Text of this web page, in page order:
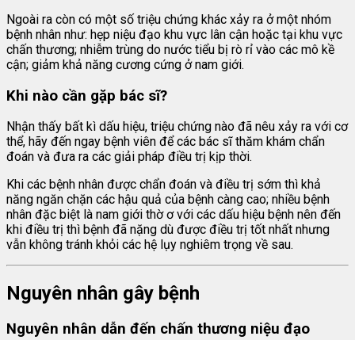
Ngoài ra còn có một số triệu chứng khác xảy ra ở một nhóm
bệnh nhân như: hẹp niệu đạo khu vực lân cận hoặc tại khu vực
chấn thương; nhiễm trùng do nước tiểu bị rò rỉ vào các mô kề
cận; giảm khả năng cương cứng ở nam giới.
Khi nào cần gặp bác sĩ?
Nhận thấy bất kì dấu hiệu, triệu chứng nào đã nêu xảy ra với cơ
thể, hãy đến ngay bệnh viên để các bác sĩ thăm khám chẩn
đoán và đưa ra các giải pháp điều trị kịp thời.
Khi các bệnh nhân được chẩn đoán và điều trị sớm thì khả
năng ngăn chặn các hậu quả của bệnh càng cao; nhiều bệnh
nhân đặc biệt là nam giới thờ ơ với các dấu hiệu bệnh nên đến
khi điều trị thì bệnh đã nặng dù được điều trị tốt nhất nhưng
vẫn không tránh khỏi các hệ lụy nghiêm trọng về sau.
Nguyên nhân gây bệnh
Nguyên nhân dẫn đến chấn thương niệu đạo